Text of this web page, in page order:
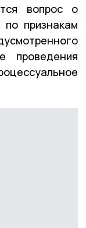
вопрос о
признакам
проведения